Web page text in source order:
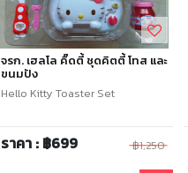
จรก. เฮลโล คิ๊ดตี้ ชุดคิตตี้ โทส และ
ขนมปัง
Hello Kitty Toaster Set
ราคา : ฿699 ฿1,250